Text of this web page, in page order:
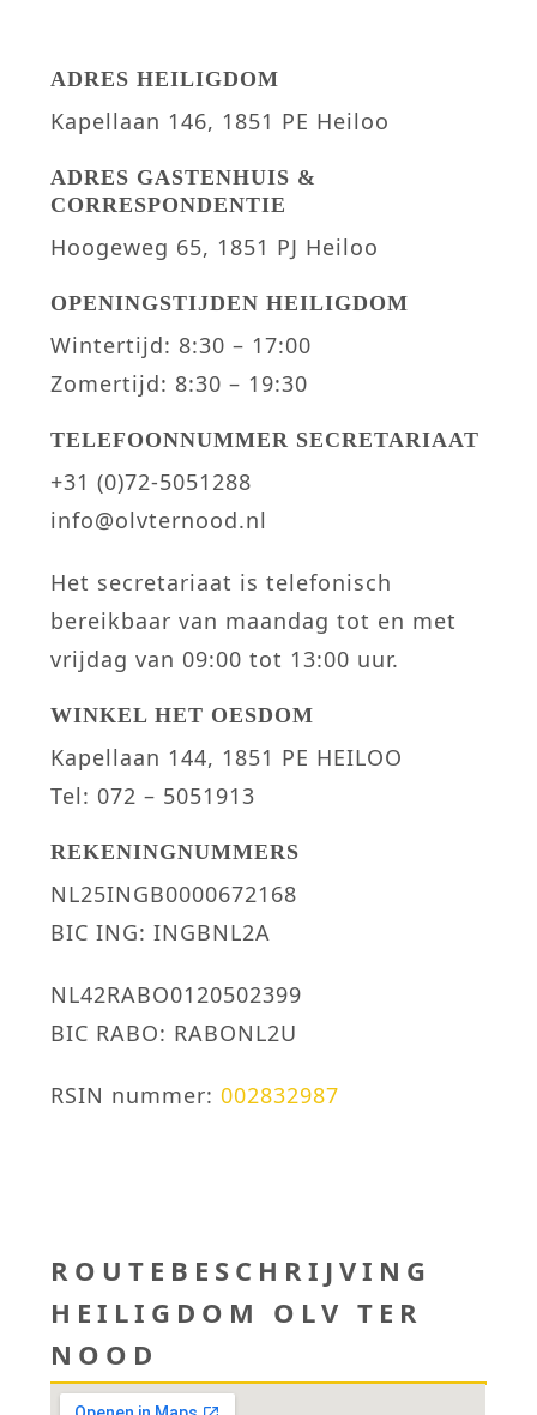
ADRES HEILIGDOM
Kapellaan 146, 1851 PE Heiloo
ADRES GASTENHUIS &
CORRESPONDENTIE
Hoogeweg 65, 1851 PJ Heiloo
OPENINGSTIJDEN HEILIGDOM
Wintertijd: 8:30 – 17:00
Zomertijd: 8:30 – 19:30
TELEFOONNUMMER SECRETARIAAT
+31 (0)72-5051288
info@olvternood.nl
Het secretariaat is telefonisch
bereikbaar van maandag tot en met
vrijdag van 09:00 tot 13:00 uur.
WINKEL HET OESDOM
Kapellaan 144, 1851 PE HEILOO
Tel: 072 – 5051913
REKENINGNUMMERS
NL25INGB0000672168
BIC ING: INGBNL2A
NL42RABO0120502399
BIC RABO: RABONL2U
RSIN nummer:002832987
ROUTEBESCHRIJVING
HEILIGDOM OLV TER
NOOD